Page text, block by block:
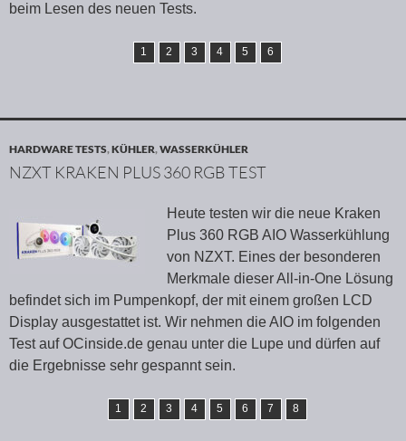
beim Lesen des neuen Tests.
1 2 3 4 5 6
HARDWARE TESTS,KÜHLER,WASSERKÜHLER
NZXT KRAKEN PLUS 360 RGB TEST
Heute testen wir die neue Kraken
Plus 360 RGB AIO Wasserkühlung
von NZXT. Eines der besonderen
Merkmale dieser All-in-One Lösung
befindet sich im Pumpenkopf, der mit einem großen LCD
Display ausgestattet ist. Wir nehmen die AIO im folgenden
Test auf OCinside.de genau unter die Lupe und dürfen auf
die Ergebnisse sehr gespannt sein.
1 2 3 4 5 6 7 8